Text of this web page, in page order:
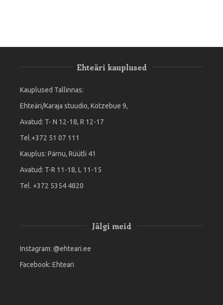
Ehteäri kauplused
Kauplused Tallinnas:
Ehteäri/Karaja stuudio, Kotzebue 9,
Avatud: T- N 12-18, R 12-17
Tel.+372 51 07 111
Kauplus: Pärnu, Rüütli 41
Avatud: T-R 11-18, L 11-15
Tel. +372 5354 4820
Jälgi meid
Instagram: @ehteari.ee
Facebook: Ehteari